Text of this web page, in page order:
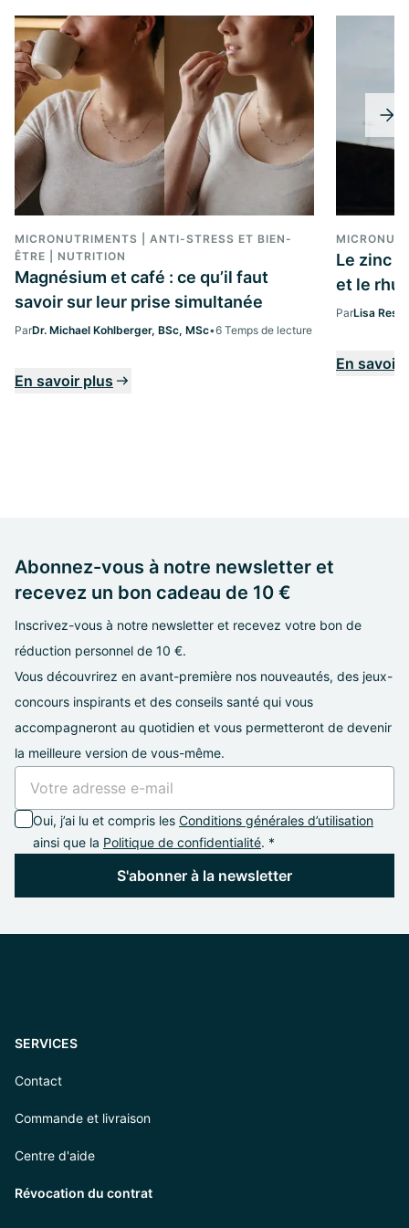
MICRONUTRIMENTS | ANTI-STRESS ET BIEN-
ÊTRE | NUTRITION
Magnésium et café : ce qu’il faut
savoir sur leur prise simultanée
ParDr. Michael Kohlberger, BSc, MSc•6 Temps de lecture
En savoir plus
Le zinc
et le
ParLisa
En savoir
Abonnez-vous à notre newsletter et
recevez un bon cadeau de 10 €
Inscrivez-vous à notre newsletter et recevez votre bon de
réduction personnel de 10 €.
Vous découvrirez en avant-première nos nouveautés, des jeux-
concours inspirants et des conseils santé qui vous
accompagneront au quotidien et vous permetteront de devenir
la meilleure version de vous-même.
Oui, j’ai lu et compris les Conditions générales d’utilisation
ainsi que la Politique de confidentialité. *
S'abonner à la newsletter
SERVICES
Contact
Commande et livraison
Centre d'aide
Révocation du contrat